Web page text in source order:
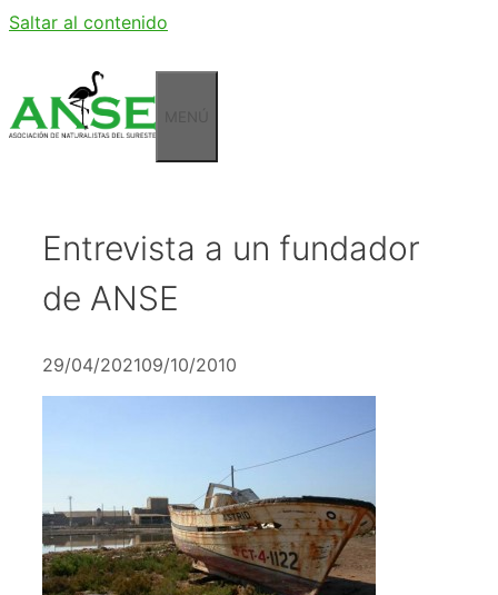
Saltar al contenido
Entrevista a un fundador
de ANSE
29/04/202109/10/2010